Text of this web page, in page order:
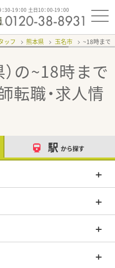
30-19：00 土日10：00-19：00
ッフ 熊本県 玉名市 ~18時まで
の~18時まで
転職・求人情
駅 から探す